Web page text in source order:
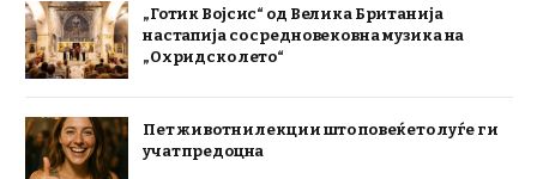
„Готик Војсис“ од Велика Британија
настапија со средновековна музика на
„Охридско лето“
Пет животни лекции што повеќето луѓе ги
учат предоцна